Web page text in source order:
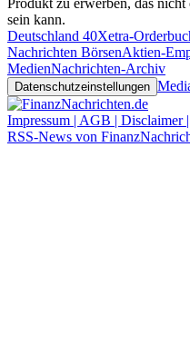
sein kann.
Deutschland 40Xetra-
Nachrichten BörsenAktien-
MedienNachrichten-Archiv
Datenschutzeinstellungen
Impressum | AGB | Disclaimer
RSS-News von